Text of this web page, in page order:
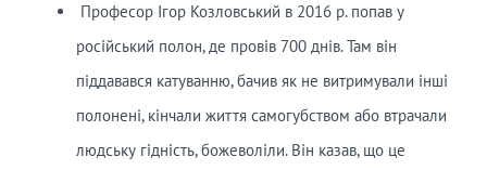
Професор Ігор Козловський в 2016 р. попав у
російський полон, де провів 700 днів. Там він
піддавався катуванню, бачив як не витримували інші
полонені, кінчали життя самогубством або втрачали
людську гідність, божеволіли. Він казав, що це